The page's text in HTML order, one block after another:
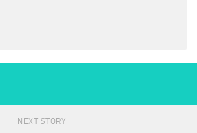
NEXT STORY